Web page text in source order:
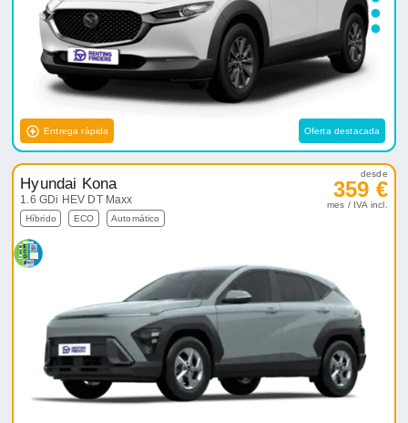
Entrega rápida Oferta destacada
Hyundai Kona
1.6 GDi HEV DT Maxx
Híbrido ECO Automático
desde
359 €
mes / IVA incl.